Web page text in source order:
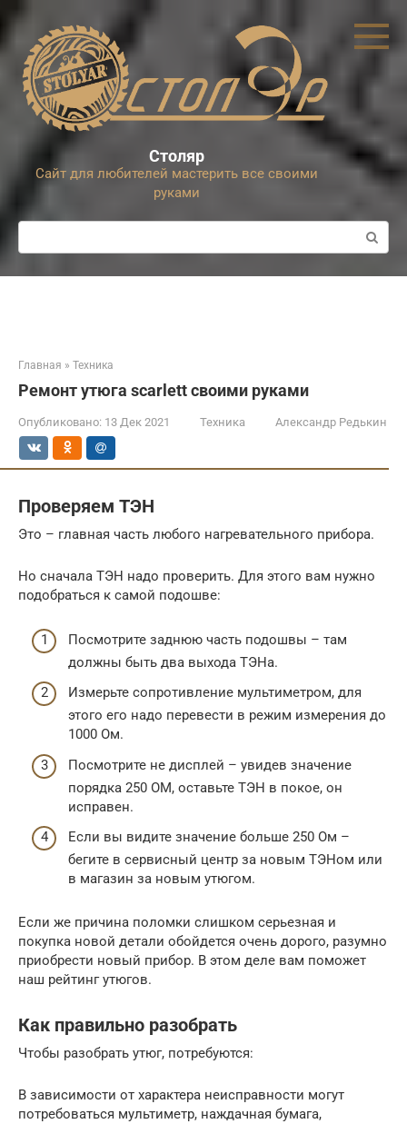
контенту
Столяр
Сайт для любителей мастерить все своими
руками
Главная » Техника
Ремонт утюга scarlett своими руками
Опубликовано: 13 Дек 2021 Техника Александр Редькин
Проверяем ТЭН
Это – главная часть любого нагревательного прибора.
Но сначала ТЭН надо проверить. Для этого вам нужно
подобраться к самой подошве:
Посмотрите заднюю часть подошвы – там
должны быть два выхода ТЭНа.
Измерьте сопротивление мультиметром, для
этого его надо перевести в режим измерения до
1000 Ом.
Посмотрите не дисплей – увидев значение
порядка 250 ОМ, оставьте ТЭН в покое, он
исправен.
Если вы видите значение больше 250 Ом –
бегите в сервисный центр за новым ТЭНом или
в магазин за новым утюгом.
Если же причина поломки слишком серьезная и
покупка новой детали обойдется очень дорого, разумно
приобрести новый прибор. В этом деле вам поможет
наш рейтинг утюгов.
Как правильно разобрать
Чтобы разобрать утюг, потребуются:
В зависимости от характера неисправности могут
потребоваться мультиметр, наждачная бумага,